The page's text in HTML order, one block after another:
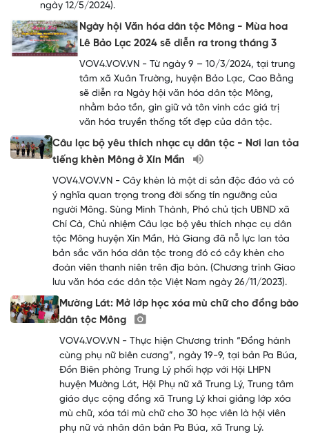
ngày 12/5/2024).
Ngày hội Văn hóa dân tộc Mông - Mùa hoa
Lê Bảo Lạc 2024 sẽ diễn ra trong tháng 3
VOV4.VOV.VN - Từ ngày 9 – 10/3/2024, tại trung
tâm xã Xuân Trường, huyện Bảo Lạc, Cao Bằng
sẽ diễn ra Ngày hội văn hóa dân tộc Mông,
nhằm bảo tồn, gìn giữ và tôn vinh các giá trị
văn hóa truyền thống tốt đẹp của dân tộc.
Câu lạc bộ yêu thích nhạc cụ dân tộc - Nơi lan tỏa
tiếng khèn Mông ở Xín Mần
VOV4.VOV.VN - Cây khèn là một di sản độc đáo và có
ý nghĩa quan trọng trong đời sống tín ngưỡng của
người Mông. Sùng Minh Thành, Phó chủ tịch UBND xã
Chí Cà, Chủ nhiệm Câu lạc bộ yêu thích nhạc cụ dân
tộc Mông huyện Xín Mần, Hà Giang đã nỗ lực lan tỏa
bản sắc văn hóa dân tộc trong đó có cây khèn cho
đoàn viên thanh niên trên địa bàn. (Chương trình Giao
lưu văn hóa các dân tộc Việt Nam ngày 26/11/2023).
Mường Lát: Mở lớp học xóa mù chữ cho đồng bào
dân tộc Mông
VOV4.VOV.VN - Thực hiện Chương trình “Đồng hành
cùng phụ nữ biên cương”, ngày 19-9, tại bản Pa Búa,
Đồn Biên phòng Trung Lý phối hợp với Hội LHPN
huyện Mường Lát, Hội Phụ nữ xã Trung Lý, Trung tâm
giáo dục cộng đồng xã Trung Lý khai giảng lớp xóa
mù chữ, xóa tái mù chữ cho 30 học viên là hội viên
phụ nữ và nhân dân bản Pa Búa, xã Trung Lý.